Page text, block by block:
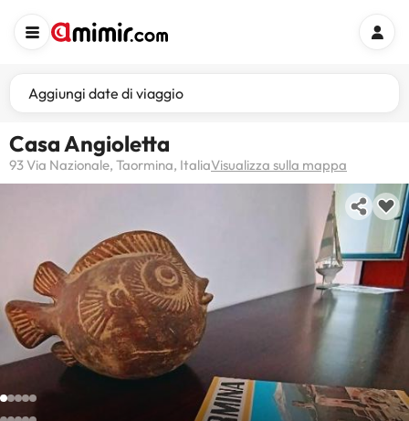
Aggiungi date di viaggio
Casa Angioletta
93 Via Nazionale, Taormina, ItaliaVisualizza sulla mappa